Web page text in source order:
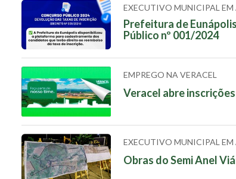
EXECUTIVO MUNICIPAL
Prefeitura de
Público nº 001/2024
EMPREGO NA VERACEL
Veracel abre
EXECUTIVO MUNICIPAL
Obras do Semi Anel